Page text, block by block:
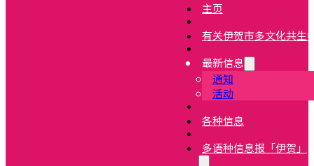
主页
有关伊贺市多文化共生
最新信息
通知
活动
各种信息
多语种信息报「伊贺」